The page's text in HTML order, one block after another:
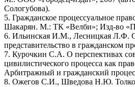
Сологубова).
5. Гражданское процессуальное
Шакарян. М.: ТК «Велби»; Изд-во
6. Ильинская И.М., Лесницкая Л.Ф.
представительство в гражданском
7. Курочкин С.А. О перспективах
цивилистического процесса как
Арбитражный и гражданский
8. Ожегов С.И., Шведова Н.Ю.